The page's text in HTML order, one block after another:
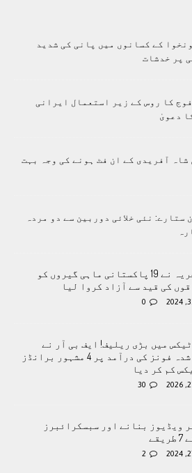
کے کسانوں میں پانی کی شدید
پر خدشات
کا روس کے زیر استعمال ایرانی
دعویٰ
شاہ آفریدی کے ان فٹ ہونے کی وجہ بہت
ستارے: نئی خلائی دوربین سے دو مردہ
انڈین بحریہ نے 19 پاکستانی ماہی گیروں کو
کی قید سے آزاد کروا لیا
0
میں بڑی ریلیف! ایف بی آر نے
استعمال شدہ فونز کی درآمد پر 4 مشہور برانڈز
کم کر دیا
30
ویڈیوز بنانے اور سبسکرائبرز
2